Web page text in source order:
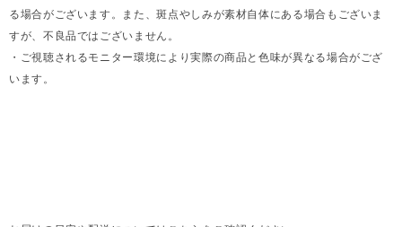
る場合がございます。また、斑点やしみが素材自体にある場合もございま
すが、不良品ではございません。
・ご視聴されるモニター環境により実際の商品と色味が異なる場合がござ
います。